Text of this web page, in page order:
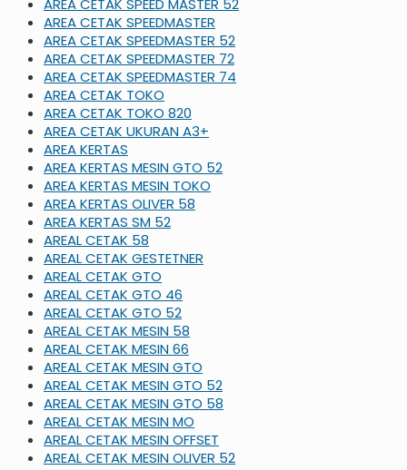
AREA CETAK SPEED MASTER 52
AREA CETAK SPEEDMASTER
AREA CETAK SPEEDMASTER 52
AREA CETAK SPEEDMASTER 72
AREA CETAK SPEEDMASTER 74
AREA CETAK TOKO
AREA CETAK TOKO 820
AREA CETAK UKURAN A3+
AREA KERTAS
AREA KERTAS MESIN GTO 52
AREA KERTAS MESIN TOKO
AREA KERTAS OLIVER 58
AREA KERTAS SM 52
AREAL CETAK 58
AREAL CETAK GESTETNER
AREAL CETAK GTO
AREAL CETAK GTO 46
AREAL CETAK GTO 52
AREAL CETAK MESIN 58
AREAL CETAK MESIN 66
AREAL CETAK MESIN GTO
AREAL CETAK MESIN GTO 52
AREAL CETAK MESIN GTO 58
AREAL CETAK MESIN MO
AREAL CETAK MESIN OFFSET
AREAL CETAK MESIN OLIVER 52